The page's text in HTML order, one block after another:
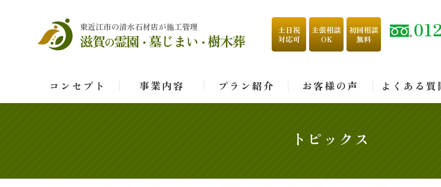
東近江市の清水石材店が施工管理
滋賀の霊園 ・ 墓じまい ・樹木葬
土日祝
対応可
主張相談
OK
初回相談
無料
コンセプト 事業内容 プラン紹介 お客様の声 よくある質
トピックス